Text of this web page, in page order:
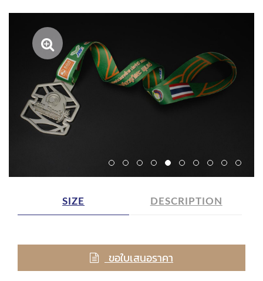
SIZE DESCRIPTION
ขอใบเสนอราคา